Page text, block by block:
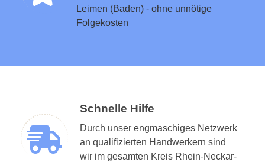
Leimen (Baden) - ohne unnötige
Folgekosten
Schnelle Hilfe
Durch unser engmaschiges Netzwerk
an qualifizierten Handwerkern sind
wir im gesamten Kreis Rhein-Neckar-